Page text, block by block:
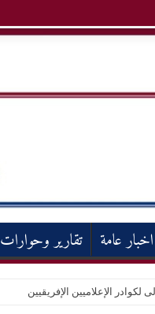
اخبار عامة تقارير وحوارات
لكوادر الإعلاميين الإفريقيين